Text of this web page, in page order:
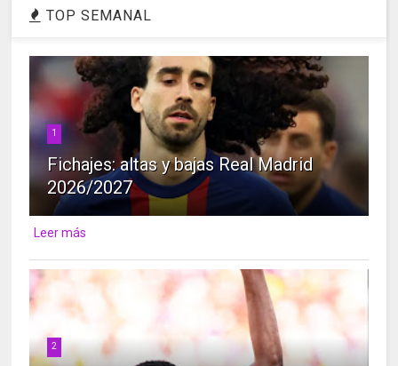
TOP SEMANAL
1
Fichajes: altas y bajas Real Madrid
2026/2027
Leer más
2